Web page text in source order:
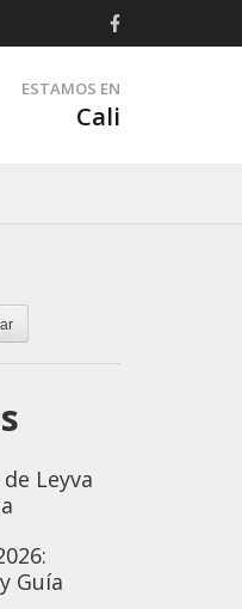
ESTAMOS EN
Cali
Leyva
Guía